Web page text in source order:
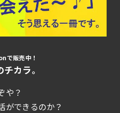
で販売中！
カラ。
や？
ができるのか？